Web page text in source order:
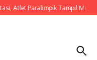
Atlet Paralimpik Tampil